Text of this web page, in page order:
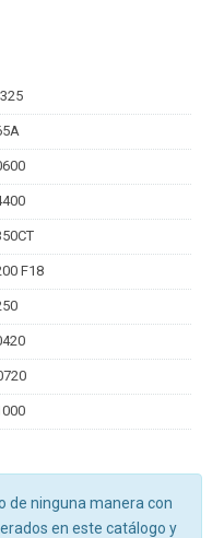
F18
de ninguna manera con
en este catálogo y